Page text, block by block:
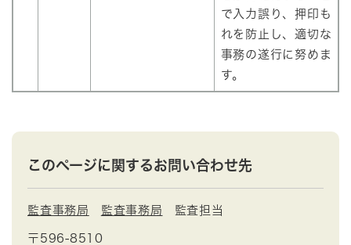
で入力誤り、押印も
れを防止し、適切な
事務の遂行に努めま
す。
このページに関するお問い合わせ先
監査事務局 監査事務局 監査担当
〒596-8510